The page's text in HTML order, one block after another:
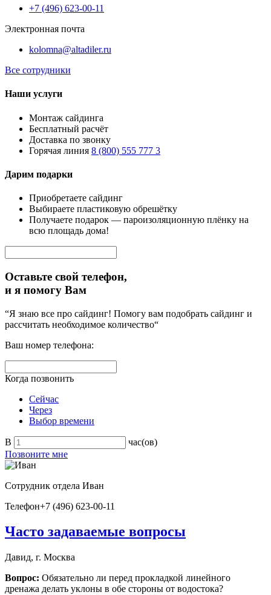
+7 (496) 623-00-11
Электронная почта
kolomna@altadiler.ru
Все сотрудники
Наши услуги
Монтаж сайдинга
Бесплатный расчёт
Доставка по звонку
Горячая линия 8 (800) 555 777 3
Дарим подарки
Приобретаете сайдинг
Выбираете пластиковую обрешётку
Получаете подарок — пароизоляционную плёнку на
всю площадь дома!
Оставьте свой телефон,
и я помогу Вам
“Я знаю все про сайдинг! Помогу вам подобрать сайдинг и
рассчитать необходимое количество“
Ваш номер телефона:
Когда позвонить
Сейчас
Через
Выбор времени
В
час(ов)
Позвоните мне
Сотрудник отдела Иван
Телефон+7 (496) 623-00-11
Часто задаваемые вопросы
Давид, г. Москва
Вопрос: Обязательно ли перед прокладкой линейного
дренажа делать уклоны в обе стороны от водостока?